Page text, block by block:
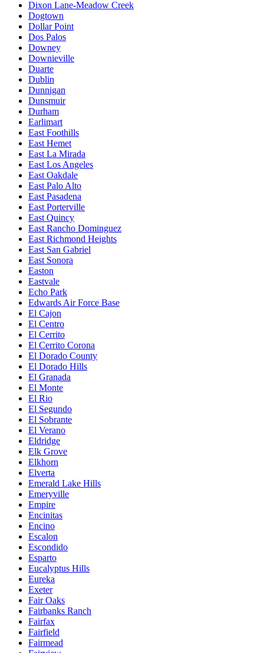
Dixon Lane-Meadow Creek
Dogtown
Dollar Point
Dos Palos
Downey
Downieville
Duarte
Dublin
Dunnigan
Dunsmuir
Durham
Earlimart
East Foothills
East Hemet
East La Mirada
East Los Angeles
East Oakdale
East Palo Alto
East Pasadena
East Porterville
East Quincy
East Rancho Dominguez
East Richmond Heights
East San Gabriel
East Sonora
Easton
Eastvale
Echo Park
Edwards Air Force Base
El Cajon
El Centro
El Cerrito
El Cerrito Corona
El Dorado County
El Dorado Hills
El Granada
El Monte
El Rio
El Segundo
El Sobrante
El Verano
Eldridge
Elk Grove
Elkhorn
Elverta
Emerald Lake Hills
Emeryville
Empire
Encinitas
Encino
Escalon
Escondido
Esparto
Eucalyptus Hills
Eureka
Exeter
Fair Oaks
Fairbanks Ranch
Fairfax
Fairfield
Fairmead